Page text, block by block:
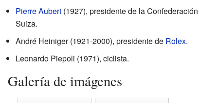
Pierre Aubert (1927), presidente de la Confederación
Suiza.
André Heiniger (1921-2000), presidente de Rolex.
Leonardo Piepoli (1971), ciclista.
Galería de imágenes